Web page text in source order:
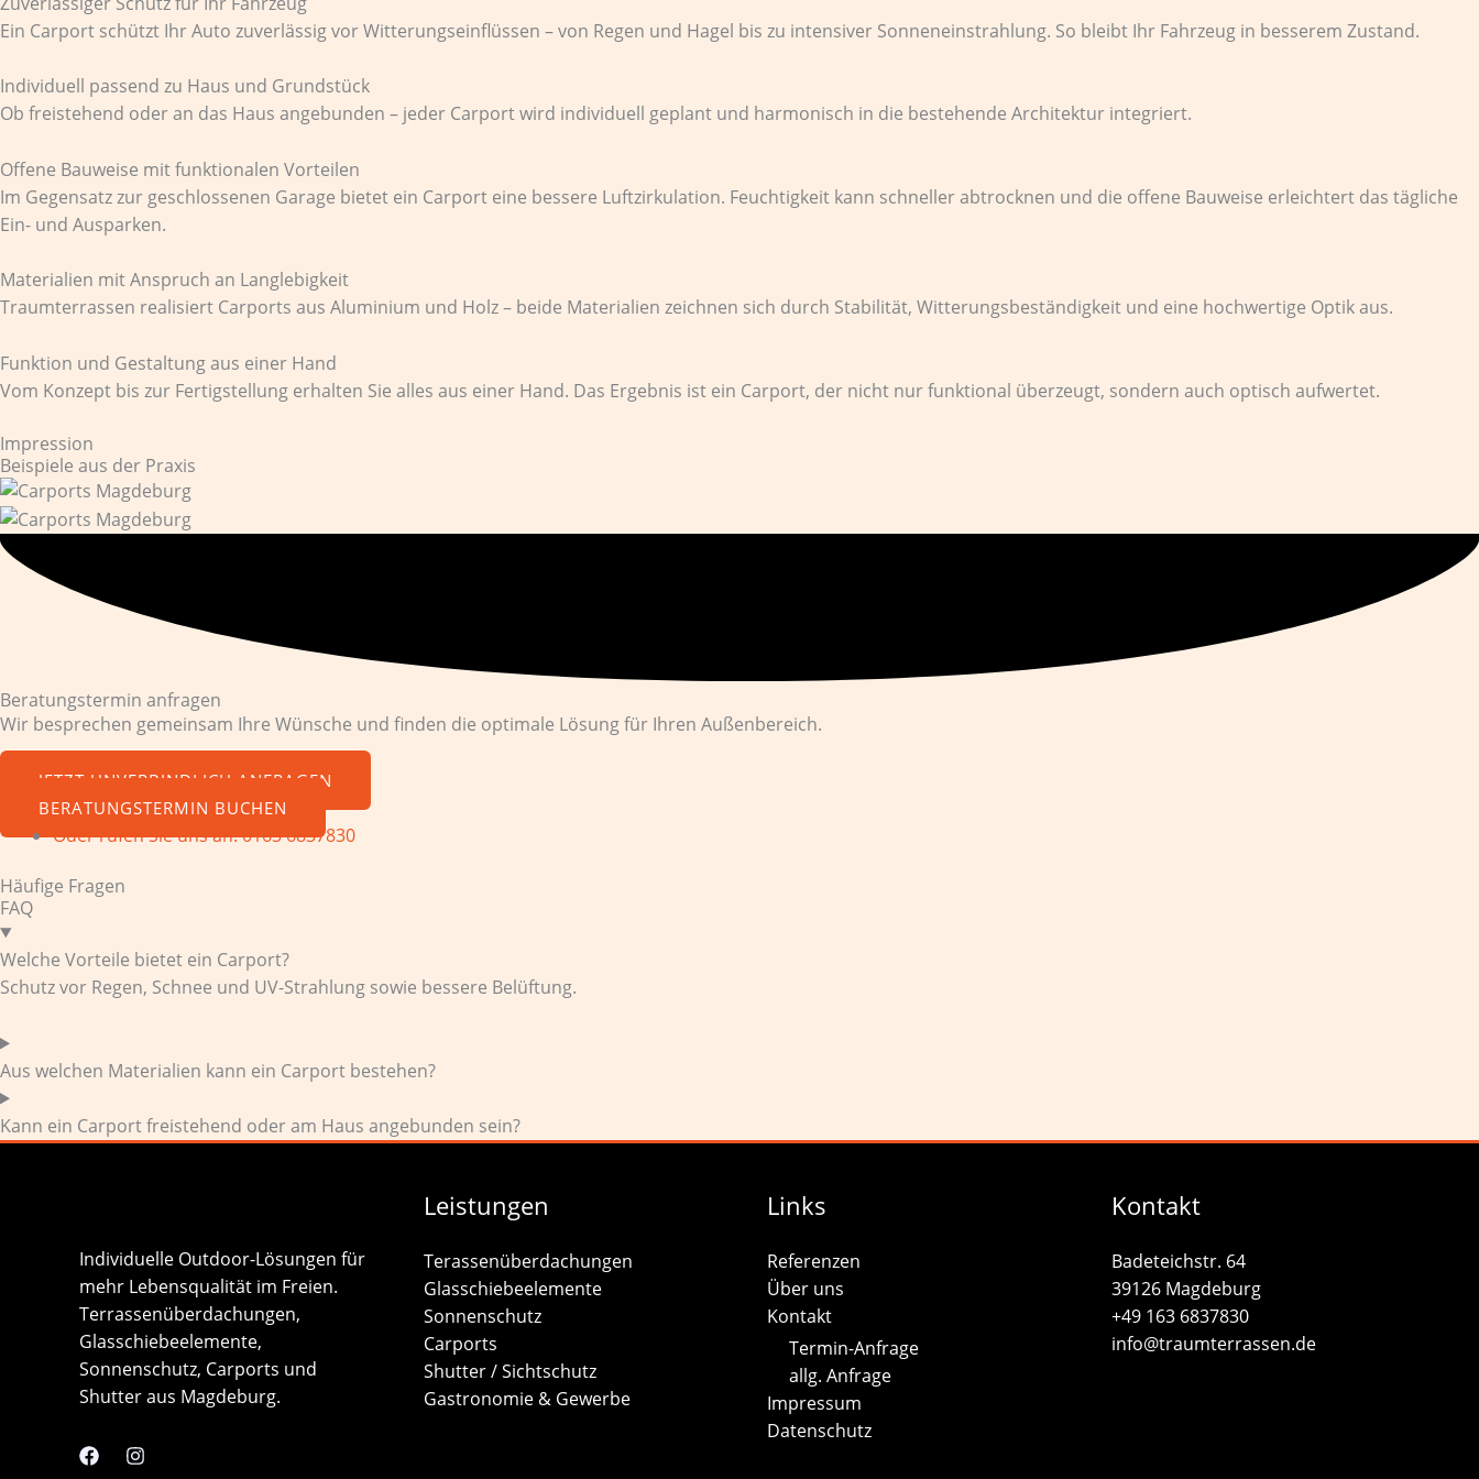
Ein Carport schützt Ihr Auto zuverlässig vor Witterungseinflüssen – von Regen und Hagel bis zu intensiver Sonneneinstrahlung. So bleibt Ihr Fahrzeug in besserem Zustand.
Individuell passend zu Haus und Grundstück
Ob freistehend oder an das Haus angebunden – jeder Carport wird individuell geplant und harmonisch in die bestehende Architektur integriert.
Offene Bauweise mit funktionalen Vorteilen
Im Gegensatz zur geschlossenen Garage bietet ein Carport eine bessere Luftzirkulation. Feuchtigkeit kann schneller abtrocknen und die offene Bauweise erleichtert das tägliche
Ein- und Ausparken.
Materialien mit Anspruch an Langlebigkeit
Traumterrassen realisiert Carports aus Aluminium und Holz – beide Materialien zeichnen sich durch Stabilität, Witterungsbeständigkeit und eine hochwertige Optik aus.
Funktion und Gestaltung aus einer Hand
Vom Konzept bis zur Fertigstellung erhalten Sie alles aus einer Hand. Das Ergebnis ist ein Carport, der nicht nur funktional überzeugt, sondern auch optisch aufwertet.
Impression
Beispiele aus der Praxis
Beratungstermin anfragen
Wir besprechen gemeinsam Ihre Wünsche und finden die optimale Lösung für Ihren Außenbereich.
JETZT UNVERBINDLICH ANFRAGEN
BERATUNGSTERMIN BUCHEN
Oder rufen Sie uns an: 0163 6837830
Häufige Fragen
FAQ
Welche Vorteile bietet ein Carport?
Schutz vor Regen, Schnee und UV-Strahlung sowie bessere Belüftung.
Aus welchen Materialien kann ein Carport bestehen?
Kann ein Carport freistehend oder am Haus angebunden sein?
Individuelle Outdoor-Lösungen für
mehr Lebensqualität im Freien.
Terrassenüberdachungen,
Glasschiebeelemente,
Sonnenschutz, Carports und
Shutter aus Magdeburg.
Leistungen
Terassenüberdachungen
Glasschiebeelemente
Sonnenschutz
Carports
Shutter / Sichtschutz
Gastronomie & Gewerbe
Links
Referenzen
Über uns
Kontakt
Termin-Anfrage
allg. Anfrage
Impressum
Datenschutz
Kontakt
Badeteichstr. 64
39126 Magdeburg
+49 163 6837830
info@traumterrassen.de